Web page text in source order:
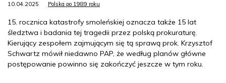
10.04.2025 Polska po 1989 roku
15. rocznica katastrofy smoleńskiej oznacza także 15 lat
śledztwa i badania tej tragedii przez polską prokuraturę.
Kierujący zespołem zajmującym się tą sprawą prok. Krzysztof
Schwartz mówił niedawno PAP, że według planów główne
postępowanie powinno się zakończyć jeszcze w tym roku.